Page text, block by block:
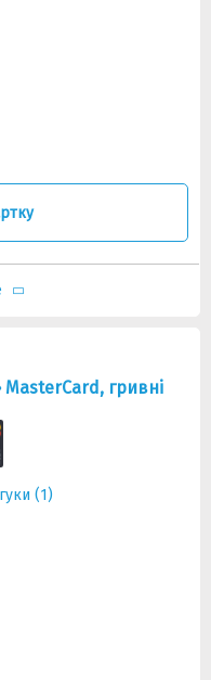
гривні
(1)